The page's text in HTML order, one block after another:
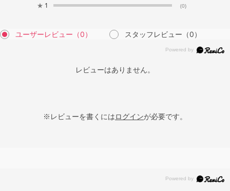
★ 1 (0)
ユーザーレビュー （0） スタッフレビュー （0）
レビューはありません。
※レビューを書くにはログインが必要です。